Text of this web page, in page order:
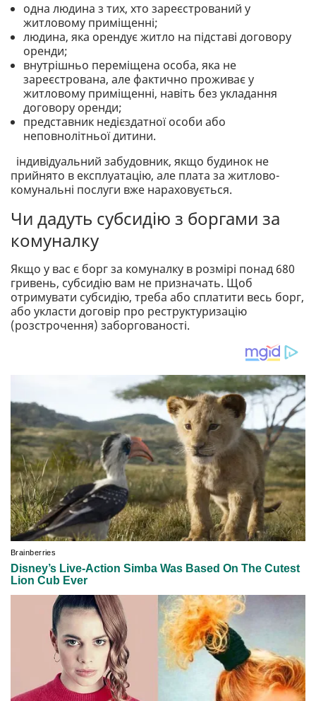
одна людина з тих, хто зареєстрований у
житловому приміщенні;
людина, яка орендує житло на підставі договору
оренди;
внутрішньо переміщена особа, яка не
зареєстрована, але фактично проживає у
житловому приміщенні, навіть без укладання
договору оренди;
представник недієздатної особи або
неповнолітньої дитини.
індивідуальний забудовник, якщо будинок не
прийнято в експлуатацію, але плата за житлово-
комунальні послуги вже нараховується.
Чи дадуть субсидію з боргами за
комуналку
Якщо у вас є борг за комуналку в розмірі понад 680
гривень, субсидію вам не призначать. Щоб
отримувати субсидію, треба або сплатити весь борг,
або укласти договір про реструктуризацію
(розстрочення) заборгованості.